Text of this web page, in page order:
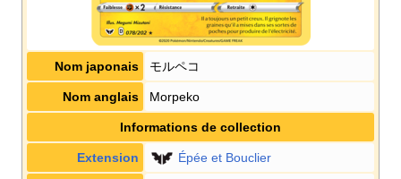
Nom japonais モルペコ
Nom anglais Morpeko
Informations de collection
Extension Épée et Bouclier